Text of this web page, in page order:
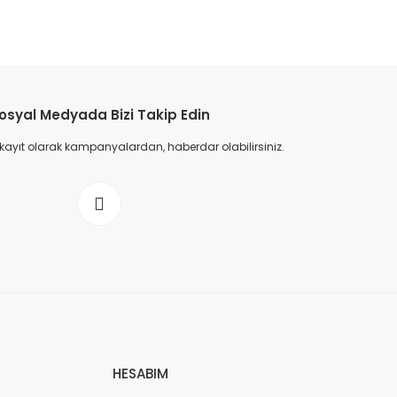
Medyada Bizi Takip Edin
olarak kampanyalardan, haberdar olabilirsiniz.
HESABIM